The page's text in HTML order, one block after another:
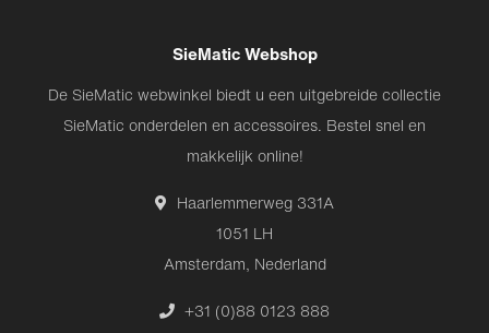
SieMatic Webshop
De SieMatic webwinkel biedt u een uitgebreide collectie
SieMatic onderdelen en accessoires. Bestel snel en
makkelijk online!
Haarlemmerweg 331A
1051 LH
Amsterdam, Nederland
+31 (0)88 0123 888